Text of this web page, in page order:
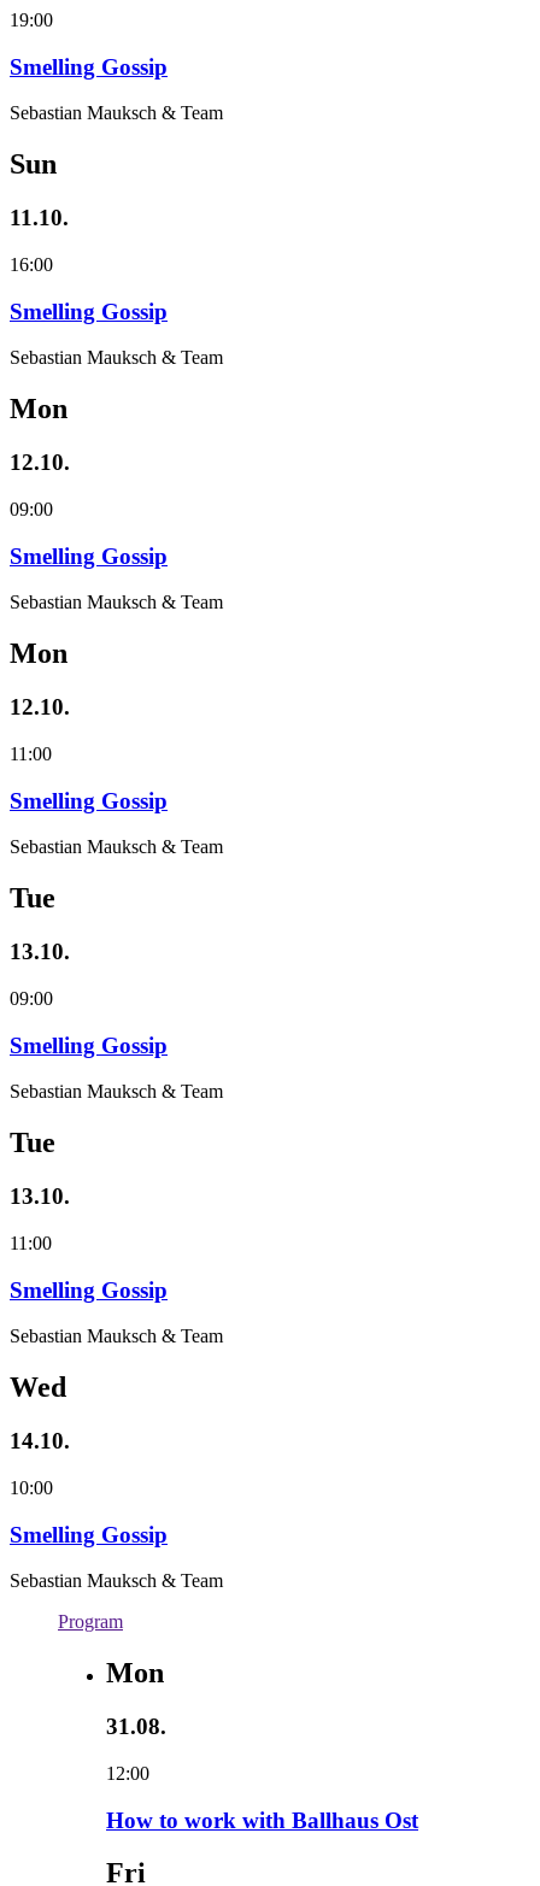
19:00
Smelling Gossip
Sebastian Mauksch & Team
Sun
11.10.
16:00
Smelling Gossip
Sebastian Mauksch & Team
Mon
12.10.
09:00
Smelling Gossip
Sebastian Mauksch & Team
Mon
12.10.
11:00
Smelling Gossip
Sebastian Mauksch & Team
Tue
13.10.
09:00
Smelling Gossip
Sebastian Mauksch & Team
Tue
13.10.
11:00
Smelling Gossip
Sebastian Mauksch & Team
Wed
14.10.
10:00
Smelling Gossip
Sebastian Mauksch & Team
Program
Mon
31.08.
12:00
How to work with Ballhaus Ost
Fri